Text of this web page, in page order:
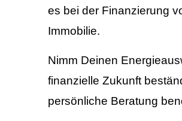
es bei der Finanzierung
Immobilie.
Nimm Deinen
finanzielle Zukunft
persönliche Beratung